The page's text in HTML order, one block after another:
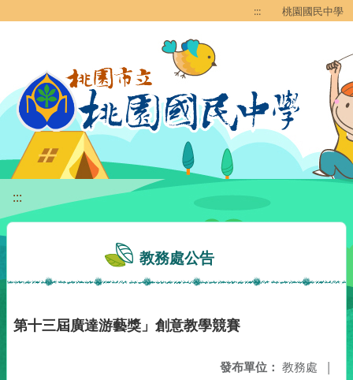
::: 桃園國民中學
:::
教務處公告
第十三屆廣達游藝獎」創意教學競賽
發布單位： 教務處 |